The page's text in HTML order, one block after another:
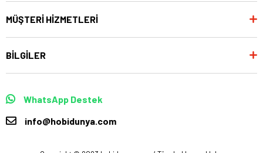
MÜŞTERİ HİZMETLERİ
BİLGİLER
WhatsApp Destek
info@hobidunya.com